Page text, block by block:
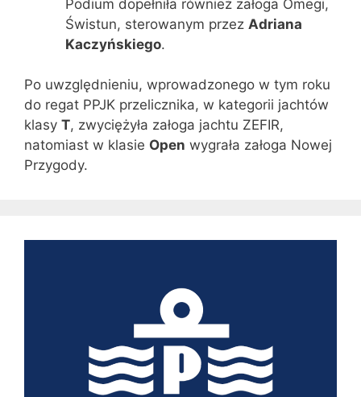
Podium dopełniła również załoga Omegi,
Świstun, sterowanym przez Adriana
Kaczyńskiego.
Po uwzględnieniu, wprowadzonego w tym roku
do regat PPJK przelicznika, w kategorii jachtów
klasy T, zwyciężyła załoga jachtu ZEFIR,
natomiast w klasie Open wygrała załoga Nowej
Przygody.